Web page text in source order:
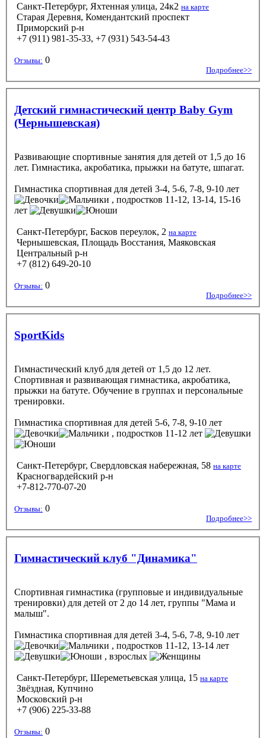
Санкт-Петербург, Яхтенная улица, 24к2 на карте
Старая Деревня, Комендантский проспект
Приморский р-н
+7 (911) 981-35-33, +7 (931) 543-54-43
Отзывы: 0
Подробнее>>
Детский гимнастический центр Baby Gym
(Чернышевская)
Развивающие спортивные занятия для детей от 1,5 до 16
лет. Гимнастика, акробатика, прыжки на батуте, шпагат.
Гимнастика спортивная для детей 3-4, 5-6, 7-8, 9-10 лет
, подростков 11-12, 13-14, 15-16
лет
Санкт-Петербург, Басков переулок, 2 на карте
Чернышевская, Площадь Восстания, Маяковская
Центральный р-н
+7 (812) 649-20-10
Отзывы: 0
Подробнее>>
SportKids
Гимнастический клуб для детей от 1,5 до 12 лет.
Спортивная и развивающая гимнастика, акробатика,
прыжки на батуте. Обучение в группах и персональные
тренировки.
Гимнастика спортивная для детей 5-6, 7-8, 9-10 лет
, подростков 11-12 лет
Санкт-Петербург, Свердловская набережная, 58 на карте
Красногвардейский р-н
+7-812-770-07-20
Отзывы: 0
Подробнее>>
Гимнастический клуб "Динамика"
Спортивная гимнастика (групповые и индивидуальные
тренировки) для детей от 2 до 14 лет, группы "Мама и
малыш".
Гимнастика спортивная для детей 3-4, 5-6, 7-8, 9-10 лет
, подростков 11-12, 13-14 лет
, взрослых
Санкт-Петербург, Шереметьевская улица, 15 на карте
Звёздная, Купчино
Московский р-н
+7 (906) 225-33-88
Отзывы: 0